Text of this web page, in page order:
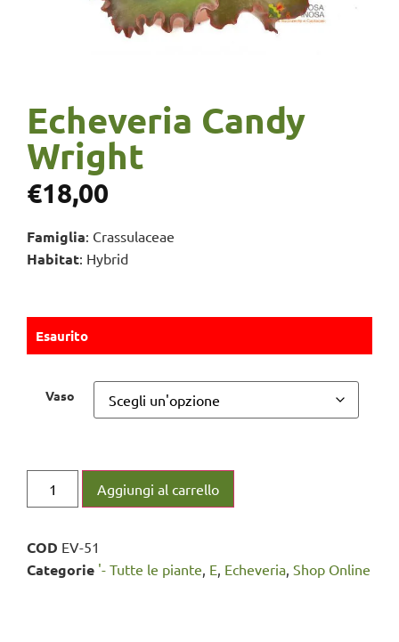
Echeveria Candy
Wright
€18,00
Famiglia: Crassulaceae
Habitat: Hybrid
Esaurito
Vaso
Aggiungi al carrello
COD EV-51
Categorie '- Tutte le piante E Echeveria Shop Online